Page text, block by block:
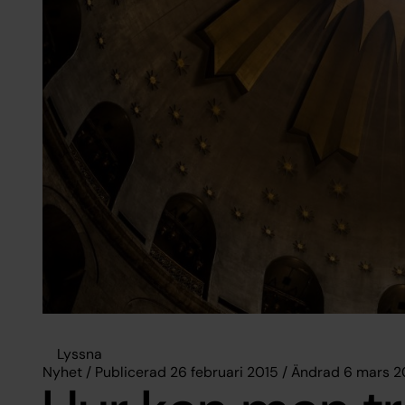
Lyssna
Nyhet / Publicerad 26 februari 2015 / Ändrad 6 mars